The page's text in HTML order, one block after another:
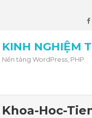
KINH NGHIỆM
Nền tảng WordPress, PHP
Khoa-Hoc-